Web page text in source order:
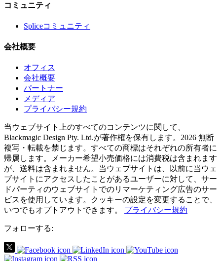
コミュニティ
Spliceコミュニティ
会社概要
オフィス
会社概要
パートナー
メディア
プライバシー規約
当ウェブサイト上のすべてのコンテンツに関して、
Blackmagic Design Pty. Ltd.が著作権を保有します。 2026 無断
複写・転載を禁じます。すべての商標はそれぞれの所有者に
帰属します。
メーカー希望小売価格には消費税は含まれます
が、送料は含まれません。当ウェブサイトは、以前に当ウェ
ブサイトにアクセスしたことがあるユーザーに対して、サー
ドパーティのウェブサイトでのリマーケティング広告のサー
ビスを使用しています。クッキーの設定を変更することで、
いつでもオプトアウトできます。 プライバシー規約
フォローする: